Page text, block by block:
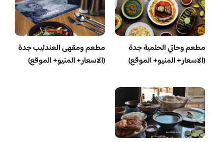
مطعم وحاتي الحلمية جدة
(الاسعار+ المنيو+ الموقع)
مطعم ومقهى العندليب جدة
(الاسعار+ المنيو+ الموقع)